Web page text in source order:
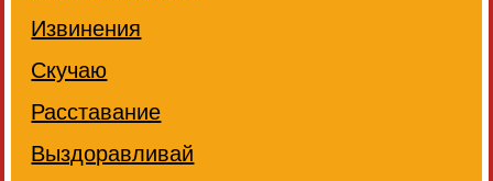
Извинения
Скучаю
Расставание
Выздоравливай